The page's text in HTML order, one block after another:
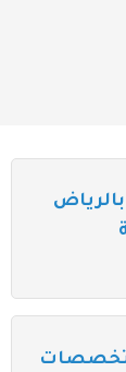
تخصصات